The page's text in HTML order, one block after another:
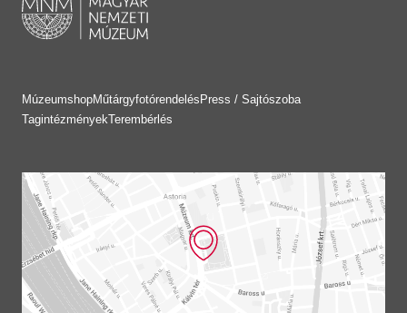
MúzeumshopMűtárgyfotórendelésPress / Sajtószoba
TagintézményekTerembérlés